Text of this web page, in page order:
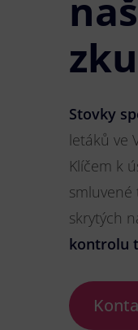
Stovky
letáků ve
Klíčem k
skrytých
kontrolu